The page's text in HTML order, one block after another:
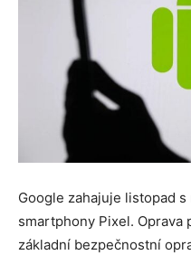
Google zahajuje listopad
smartphony Pixel. Oprava
základní bezpečnostní